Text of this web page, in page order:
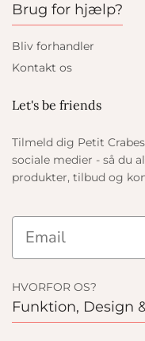
Brug for hjælp?
Bliv forhandler
Kontakt os
Let's be friends
Tilmeld dig Petit
sociale medier - så du
produkter, tilbud og
HVORFOR OS?
Funktion, Design